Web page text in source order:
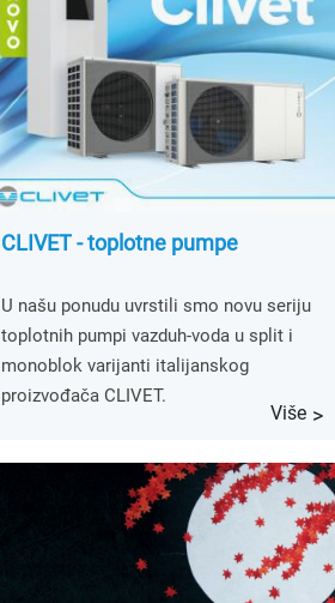
CLIVET - toplotne pumpe
U našu ponudu uvrstili smo novu seriju
toplotnih pumpi vazduh-voda u split i
monoblok varijanti italijanskog
proizvođača CLIVET.
Više